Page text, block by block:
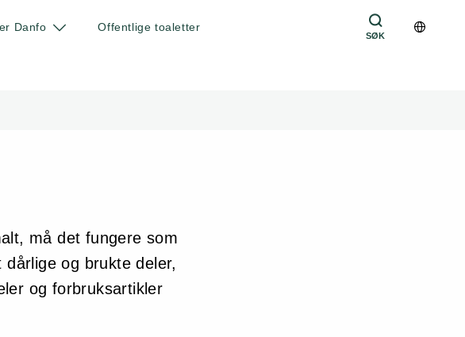
SØK
Danfo Offentlige toaletter
må det fungere som
og brukte deler,
og forbruksartikler